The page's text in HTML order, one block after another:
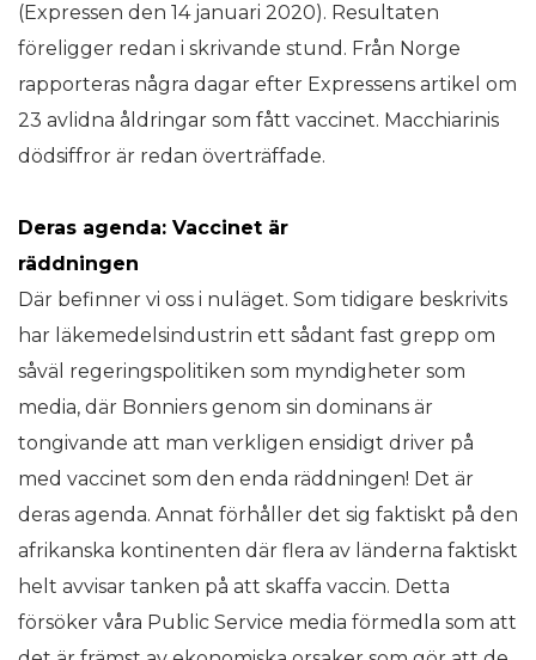
(Expressen den 14 januari 2020). Resultaten
föreligger redan i skrivande stund. Från Norge
rapporteras några dagar efter Expressens artikel om
23 avlidna åldringar som fått vaccinet. Macchiarinis
dödsiffror är redan överträffade.
Deras agenda: Vaccinet är
Där befinner vi oss i nuläget. Som tidigare beskrivits
har läkemedelsindustrin ett sådant fast grepp om
såväl regeringspolitiken som myndigheter som
media, där Bonniers genom sin dominans är
tongivande att man verkligen ensidigt driver på
med vaccinet som den enda räddningen! Det är
deras agenda. Annat förhåller det sig faktiskt på den
afrikanska kontinenten där flera av länderna faktiskt
helt avvisar tanken på att skaffa vaccin. Detta
försöker våra Public Service media förmedla som att